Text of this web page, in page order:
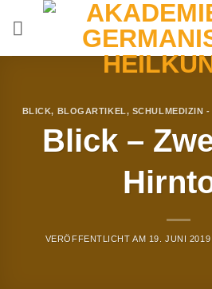
BLICK, BLOGARTIKEL, SCHULMEDIZIN
Blick –
VERÖFFENTLICHT AM 19. JUNI 2019